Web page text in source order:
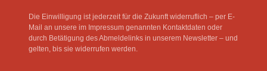
Die Einwilligung ist jederzeit für die Zukunft widerruflich – per E-
Mail an unsere im Impressum genannten Kontaktdaten oder
durch Betätigung des Abmeldelinks in unserem Newsletter – und
gelten, bis sie widerrufen werden.